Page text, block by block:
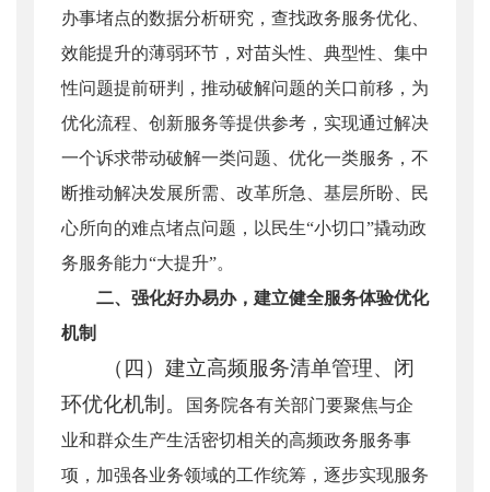
办事堵点的数据分析研究，查找政务服务优化、
效能提升的薄弱环节，对苗头性、典型性、集中
性问题提前研判，推动破解问题的关口前移，为
优化流程、创新服务等提供参考，实现通过解决
一个诉求带动破解一类问题、优化一类服务，不
断推动解决发展所需、改革所急、基层所盼、民
心所向的难点堵点问题，以民生“小切口”撬动政
务服务能力“大提升”。
二、强化好办易办，建立健全服务体验优化
机制
（四）建立高频服务清单管理、闭
环优化机制。
国务院各有关部门要聚焦与企
业和群众生产生活密切相关的高频政务服务事
项，加强各业务领域的工作统筹，逐步实现服务